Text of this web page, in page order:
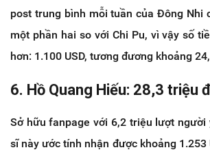
post trung bình mỗi tuần của Đông Nhi
một phần hai so với Chi Pu, vì vậy số
hơn: 1.100 USD, tương đương khoảng
6. Hồ Quang Hiếu: 28,3 triệu
Sở hữu fanpage với 6,2 triệu lượt người
sĩ này ước tính nhận được khoảng 1.253